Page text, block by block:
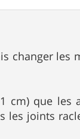
changer les
cm) que les
les joints